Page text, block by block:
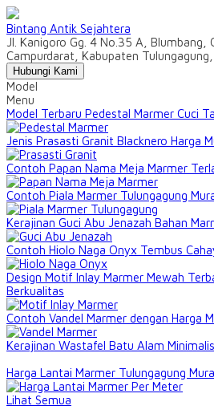
Bintang Antik Sejahtera
Jl. Kanigoro Gg. 4 No.35 A, Blumbang,
Campurdarat, Kabupaten
Hubungi Kami
Model
Menu
Model Terbaru Pedestal Marmer Cuci
Jenis Prasasti Granit Blacknero Harga
Contoh Papan Nama Meja Marmer
Contoh Piala Marmer Tulungagung
Kerajinan Guci Abu Jenazah Bahan
Contoh Hiolo Naga Onyx Tembus
Design Motif Inlay Marmer Mewah
Berkualitas
Contoh Vandel Marmer dengan Harga
Kerajinan Wastafel Batu Alam
Harga Lantai Marmer Tulungagung
Lihat Semua